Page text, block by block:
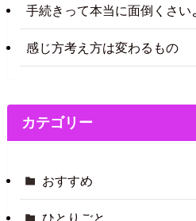
手続きって本当に面倒くさい
感じ方考え方は変わるもの
カテゴリー
おすすめ
ひとりごと